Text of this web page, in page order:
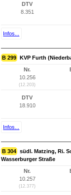
DTV
8.351
Infos...
B 299 KVP Furth
Nr.
10.256
(12.203)
DTV
18.910
Infos...
B 304 südl. Matzing, Ri.
Wasserburger Straße
Nr.
10.257
(12.377)